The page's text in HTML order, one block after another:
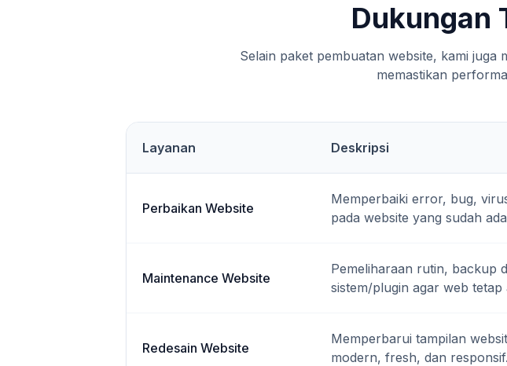
Dukungan
Selain paket pembuatan website, kami
memastikan
Layanan Deskripsi
Perbaikan Website
Memperbaiki error, bug,
pada website yang sudah
Maintenance Website
Pemeliharaan rutin, backup
sistem/plugin agar web tetap
Redesain Website
Memperbarui tampilan
modern, fresh, dan responsif.